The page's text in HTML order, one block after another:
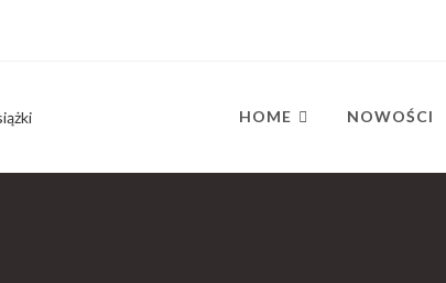
HOME NOWOŚCI